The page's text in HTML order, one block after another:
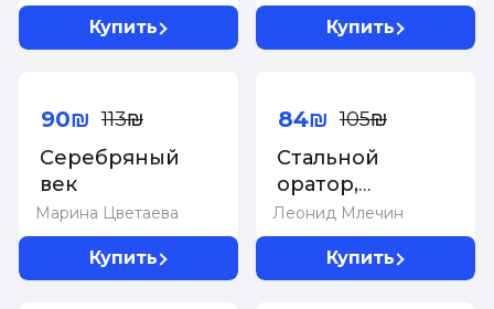
убийц
Купить Купить
Марина Цветаева
Серебряный
век
90₪ 113₪
Купить
Леонид Млечин
Стальной
оратор,
дремлющий в
кобуре. Что
происходило в
84₪ 105₪
Купить